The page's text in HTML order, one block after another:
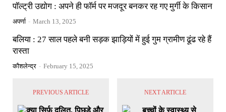
पॉल्ट्री उद्योग : अपने ही फॉर्म पर मजदूर बनकर रह गए मुर्गी के किसान
अपर्णा - March 13, 2025
बलिया : 27 साल पहले बनी सड़क झाड़ियों में हुई गुम ग्रामीण ढूंढ रहे हैं
रास्ता
कौशलेन्द्र - February 15, 2025
PREVIOUS ARTICLE NEXT ARTICLE